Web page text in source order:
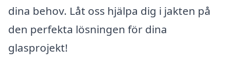
dina behov. Låt oss hjälpa dig i jakten på
den perfekta lösningen för dina
glasprojekt!